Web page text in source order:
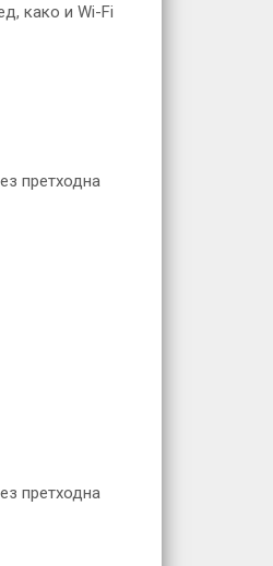
како и Wi-Fi
претходна
претходна